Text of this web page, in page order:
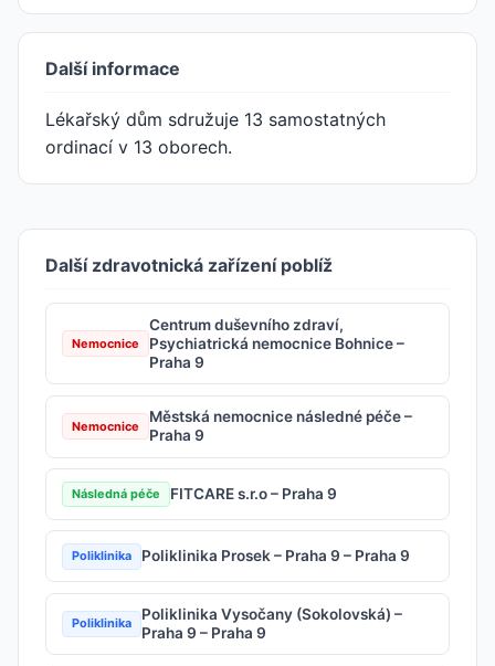
Další informace
Lékařský dům sdružuje 13 samostatných
ordinací v 13 oborech.
Další zdravotnická zařízení poblíž
Nemocnice
Centrum duševního zdraví,
Psychiatrická nemocnice Bohnice –
Praha 9
Nemocnice
Městská nemocnice následné péče –
Praha 9
Následná péče FITCARE s.r.o – Praha 9
Poliklinika Poliklinika Prosek – Praha 9 – Praha 9
Poliklinika
Poliklinika Vysočany (Sokolovská) –
Praha 9 – Praha 9